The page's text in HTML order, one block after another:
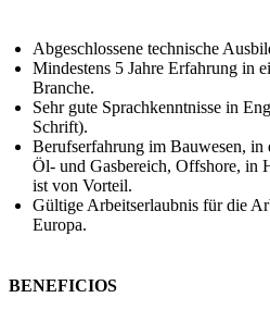
Abgeschlossene technische
Mindestens 5 Jahre Erfahrung in
Branche.
Sehr gute Sprachkenntnisse in
Schrift).
Berufserfahrung im Bauwesen, in
Öl- und Gasbereich, Offshore, in
ist von Vorteil.
Gültige Arbeitserlaubnis für die
Europa.
BENEFICIOS